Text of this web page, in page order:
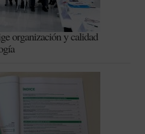
organización y calidad